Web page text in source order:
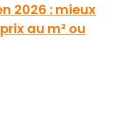
2026 : mieux
au m² ou